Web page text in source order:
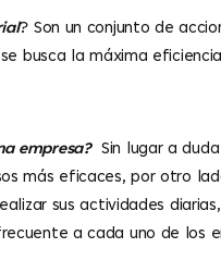
? Son un conjunto de
busca la máxima
empresa?Sin lugar a
más eficaces, por otro
sus actividades
a cada uno de los